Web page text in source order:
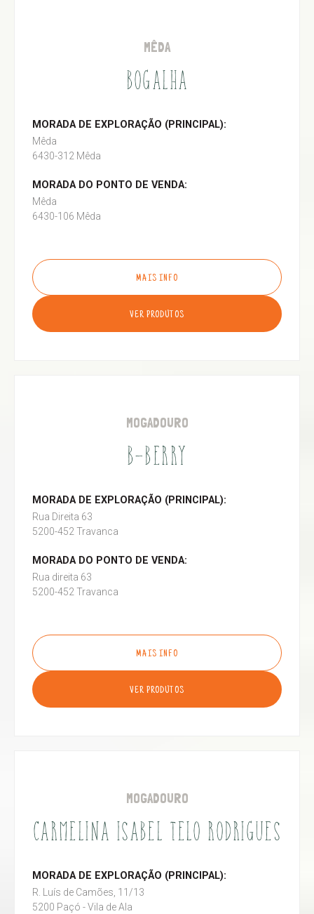
MÊDA
BOGALHA
MORADA DE EXPLORAÇÃO (PRINCIPAL):
Mêda
6430-312 Mêda
MORADA DO PONTO DE VENDA:
Mêda
6430-106 Mêda
MAIS INFO
VER PRODUTOS
MOGADOURO
B-BERRY
MORADA DE EXPLORAÇÃO (PRINCIPAL):
Rua Direita 63
5200-452 Travanca
MORADA DO PONTO DE VENDA:
Rua direita 63
5200-452 Travanca
MAIS INFO
VER PRODUTOS
MOGADOURO
CARMELINA ISABEL TELO RODRIGUES
MORADA DE EXPLORAÇÃO (PRINCIPAL):
R. Luís de Camões, 11/13
5200 Paçó - Vila de Ala